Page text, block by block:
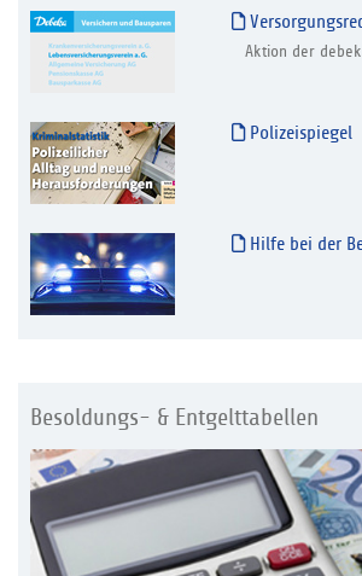
Aktion der
Polizeispiegel
Hilfe bei der
Besoldungs- & Entgelttabellen